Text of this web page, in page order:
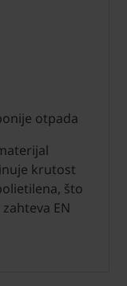
otpada
krutost
što
EN